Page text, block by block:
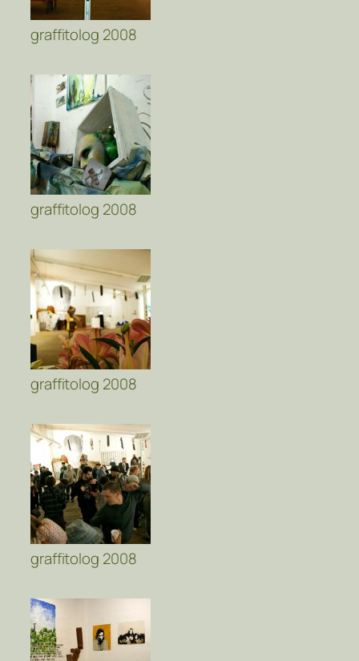
graffitolog 2008
graffitolog 2008
graffitolog 2008
graffitolog 2008